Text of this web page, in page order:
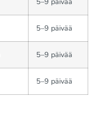
5–9 päivää
5–9 päivää
5–9 päivää